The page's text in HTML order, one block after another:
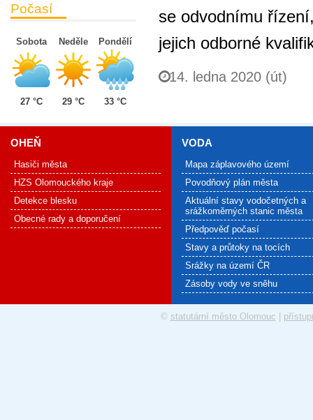
Počasí
Sobota
27 °C
Neděle
29 °C
Pondělí
33 °C
se odvodnímu
jejich odborné
14. ledna 2020 (út)
OHEŇ
Hasiči města
HZS Olomouckého kraje
Detekce blesku
Obecné rady a doporučení
VODA
Mapa záplavového území
Povodňový plán města
Aktuální stavy vodočetných a
srážkoměrných stanic města
Předpověď počasí
Stavy a průtoky na tocích
Srážky na území ČR
Zásoby vody ve sněhu
© statutární město Olomouc